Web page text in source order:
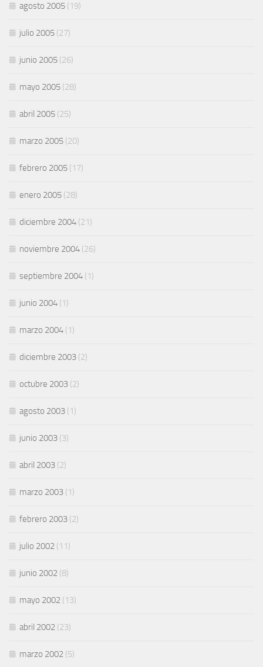
agosto 2005 (19)
julio 2005 (27)
junio 2005 (26)
mayo 2005 (28)
abril 2005 (25)
marzo 2005 (20)
febrero 2005 (17)
enero 2005 (28)
diciembre 2004 (21)
noviembre 2004 (26)
septiembre 2004 (1)
junio 2004 (1)
marzo 2004 (1)
diciembre 2003 (2)
octubre 2003 (2)
agosto 2003 (1)
junio 2003 (3)
abril 2003 (2)
marzo 2003 (1)
febrero 2003 (2)
julio 2002 (11)
junio 2002 (8)
mayo 2002 (13)
abril 2002 (23)
marzo 2002 (5)